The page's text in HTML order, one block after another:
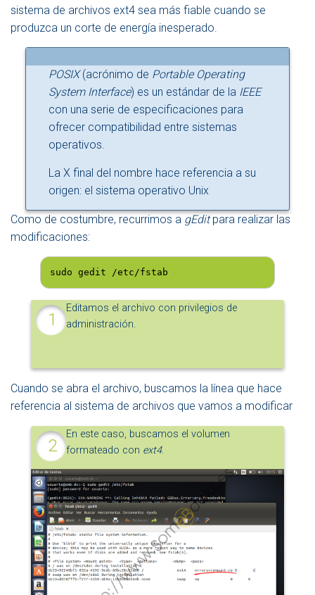
sistema de archivos ext4 sea más fiable cuando se
produzca un corte de energía inesperado.
POSIX(acrónimo de Portable Operating
System Interface) es un estándar de la IEEE
con una serie de especificaciones para
ofrecer compatibilidad entre sistemas
operativos.
La X final del nombre hace referencia a su
origen: el sistema operativo Unix
Como de costumbre, recurrimos a gEditpara realizar las
modificaciones:
sudo gedit /etc/fstab
Editamos el archivo con privilegios de
administración.
Cuando se abra el archivo, buscamos la línea que hace
referencia al sistema de archivos que vamos a modificar
En este caso, buscamos el volumen
formateado con ext4.